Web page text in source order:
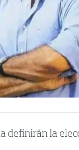
definirán la